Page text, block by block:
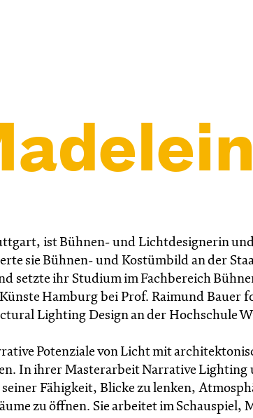
ist Bühnen- und Lichtdesignerin
sie Bühnen- und Kostümbild an der
setzte ihr Studium im Fachbereich
Hamburg bei Prof. Raimund Bauer
Lighting Design an der Hochschule
Potenziale von Licht mit
In ihrer Masterarbeit Narrative Lighting
Fähigkeit, Blicke zu lenken,
zu öffnen. Sie arbeitet im Schauspiel,